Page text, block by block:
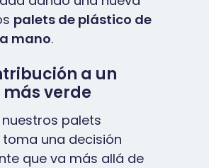
palets de plástico de
mano.
a un
verde
nuestros palets
una decisión
que va más allá de